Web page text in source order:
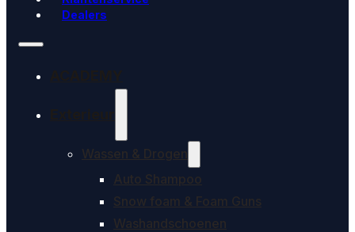
Dealers
Wassen & Drogen
Auto Shampoo
Snow foam & Foam Guns
Washandschoenen